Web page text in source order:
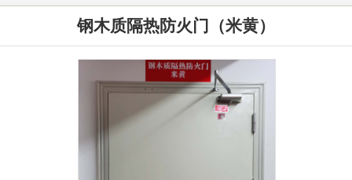
钢木质隔热防火门（米黄）